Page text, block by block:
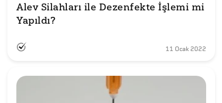
Alev Silahları ile Dezenfekte İşlemi mi
Yapıldı?
11 Ocak 2022